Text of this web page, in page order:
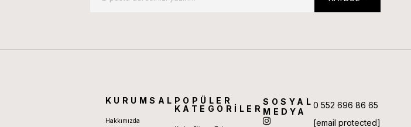
KURUMSAL
Hakkımızda
POPÜLER
KATEGORİLER
SOSYAL
MEDYA
0 552 696 86 65
[email protected]